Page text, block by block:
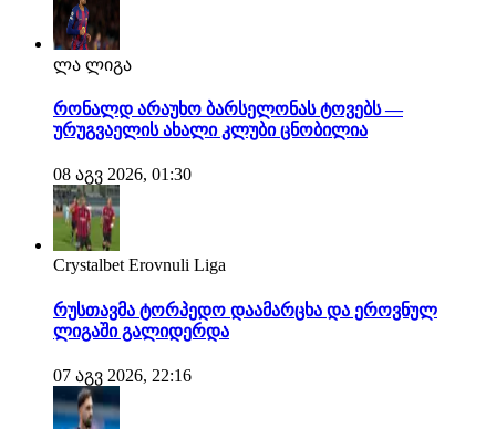
ლა ლიგა
რონალდ არაუხო ბარსელონას ტოვებს —
ურუგვაელის ახალი კლუბი ცნობილია
08 აგვ 2026, 01:30
Crystalbet Erovnuli Liga
რუსთავმა ტორპედო დაამარცხა და ეროვნულ
ლიგაში გალიდერდა
07 აგვ 2026, 22:16